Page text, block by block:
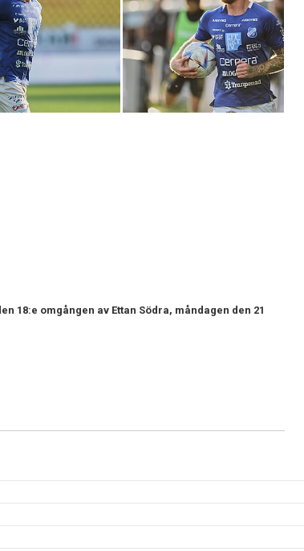
18:e omgången av Ettan Södra, måndagen den 21